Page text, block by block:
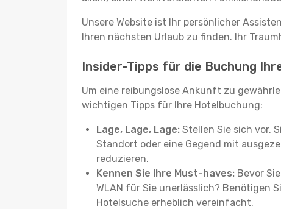
Unsere Website ist Ihr persönlicher
Ihren nächsten Urlaub zu finden. Ihr
Insider-Tipps für die Buchung
Um eine reibungslose Ankunft zu
wichtigen Tipps für Ihre Hotelbuchung:
Lage, Lage, Lage: Stellen Sie sich vor,
Standort oder eine Gegend mit
reduzieren.
Kennen Sie Ihre Must-haves: Bevor
WLAN für Sie unerlässlich? Benötigen
Hotelsuche erheblich vereinfacht.